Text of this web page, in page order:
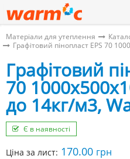
Матеріали для утеплення
Графітовий пінопласт EPS 70
Графітовий
70
до 14кг/м3,
Є в наявності
Ціна за лист: 170.00 грн